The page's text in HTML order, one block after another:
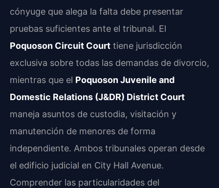
cónyuge que alega la falta debe presentar
pruebas suficientes ante el tribunal. El
Poquoson Circuit Court tiene jurisdicción
exclusiva sobre todas las demandas de divorcio,
mientras que el Poquoson Juvenile and
Domestic Relations (J&DR) District Court
maneja asuntos de custodia, visitación y
manutención de menores de forma
independiente. Ambos tribunales operan desde
el edificio judicial en City Hall Avenue.
Comprender las particularidades del